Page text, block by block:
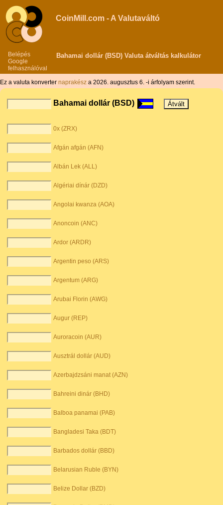
Belépés
Google
felhasználóval
CoinMill.com - A Valutaváltó
Bahamai dollár (BSD) Valuta átváltás kalkulátor
Ez a valuta konverter naprakész a 2026. augusztus 6. -i árfolyam szerint.
Bahamai dollár (BSD)
0x (ZRX)
Afgán afgán (AFN)
Albán Lek (ALL)
Algériai dínár (DZD)
Angolai kwanza (AOA)
Anoncoin (ANC)
Ardor (ARDR)
Argentin peso (ARS)
Argentum (ARG)
Arubai Florin (AWG)
Augur (REP)
Auroracoin (AUR)
Ausztrál dollár (AUD)
Azerbajdzsáni manat (AZN)
Bahreini dinár (BHD)
Balboa panamai (PAB)
Bangladesi Taka (BDT)
Barbados dollár (BBD)
Belarusian Ruble (BYN)
Belize Dollar (BZD)